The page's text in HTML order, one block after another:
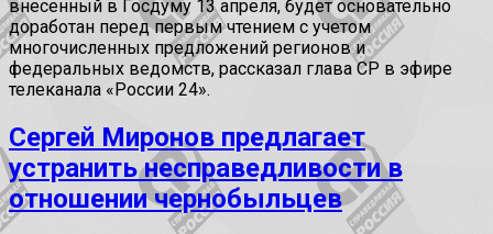
внесенный в Госдуму 13 апреля, будет основательно
доработан перед первым чтением с учетом
многочисленных предложений регионов и
федеральных ведомств, рассказал глава СР в эфире
телеканала «России 24».
Сергей Миронов предлагает
устранить несправедливости в
отношении чернобыльцев